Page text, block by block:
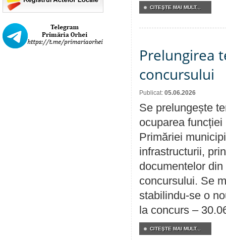
CITEŞTE MAI MULT...
Prelungirea
concursului
Publicat: 05.06.2026
Se prelungește
ocuparea
Primăriei
infrastructurii,
documentelor
concursului. Se
stabilindu-se o
la concurs –
CITEŞTE MAI MULT...